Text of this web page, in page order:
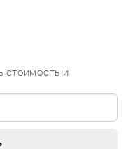
стоимость и